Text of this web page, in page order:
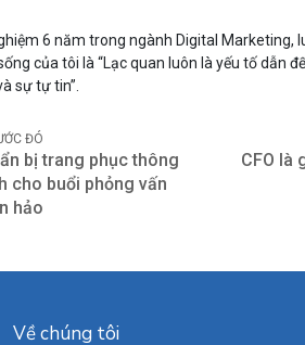
6 năm trong ngành Digital
của tôi là “Lạc quan luôn là yếu tố dẫn
sự tự tin”.
ĐÓ
bị trang phục thông
cho buổi phỏng vấn
hảo
CFO là
Về chúng tôi